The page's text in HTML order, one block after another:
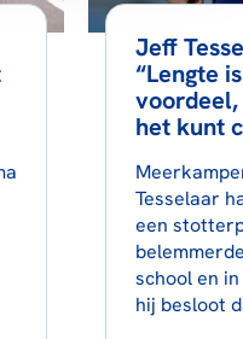
Jeff
“Lengte
voordeel,
het kunt
Tesselaar
een
school en
hij besloot